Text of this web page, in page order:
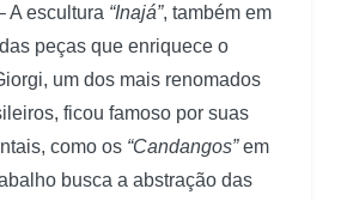
A escultura “Inajá”, também em
peças que enriquece o
um dos mais renomados
ficou famoso por suas
como os “Candangos”em
busca a abstração das